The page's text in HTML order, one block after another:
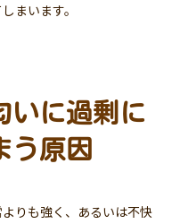
まいます。
いに過剰に
う原因
りも強く、あるいは不快